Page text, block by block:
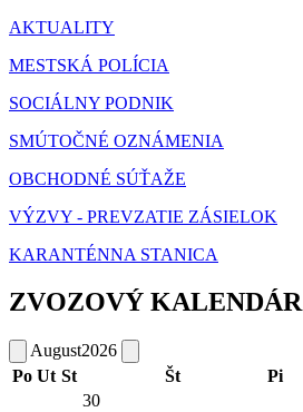
AKTUALITY
MESTSKÁ POLÍCIA
SOCIÁLNY PODNIK
SMÚTOČNÉ OZNÁMENIA
OBCHODNÉ SÚŤAŽE
VÝZVY - PREVZATIE ZÁSIELOK
KARANTÉNNA STANICA
ZVOZOVÝ KALENDÁR
August2026
Po Ut St Št Pi
30